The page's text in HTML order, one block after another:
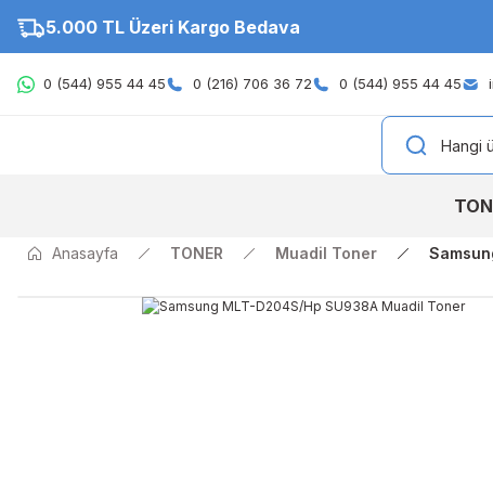
5.000 TL Üzeri Kargo Bedava
0 (544) 955 44 45 0 (216) 706 36 72 0 (544) 955 44 45
Anasayfa TONER Muadil Toner